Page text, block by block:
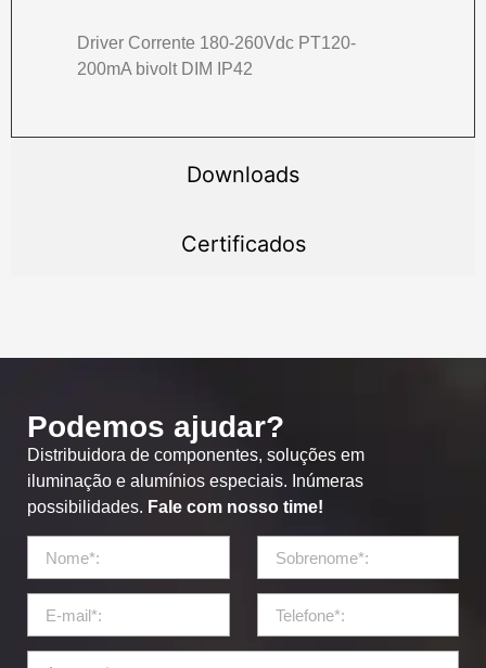
Downloads
Certificados
Driver Corrente 180-260Vdc PT120-
200mA bivolt DIM IP42
Podemos ajudar?
Distribuidora de componentes, soluções em
iluminação e alumínios especiais. Inúmeras
possibilidades. Fale com nosso time!